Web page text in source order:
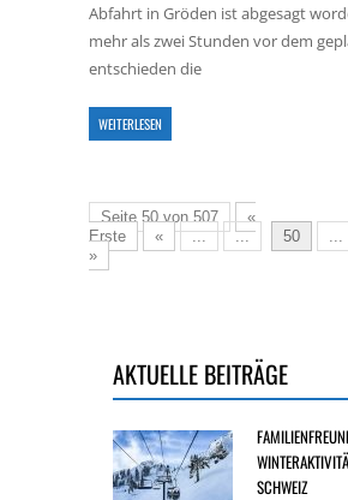
Abfahrt in Gröden ist abgesagt
mehr als zwei Stunden vor dem
entschieden die
WEITERLESEN
Seite 50 von 507
«
Erste
« ... ... 50
»
AKTUELLE BEITRÄGE
SCHWEIZ